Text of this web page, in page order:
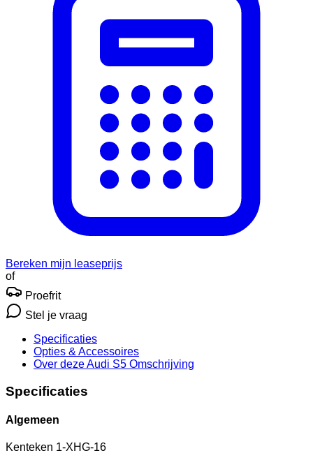
Bereken mijn leaseprijs
of
Proefrit
Stel je vraag
Specificaties
Opties & Accessoires
Over deze Audi S5 Omschrijving
Specificaties
Algemeen
Kenteken 1-XHG-16